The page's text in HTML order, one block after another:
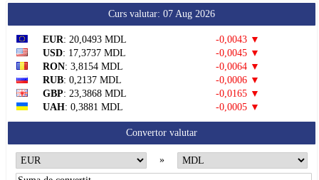
Curs valutar: 07 Aug 2026
EUR: 20,0493 MDL
-0,0043 ▼
USD: 17,3737 MDL
-0,0045 ▼
RON: 3,8154 MDL
-0,0064 ▼
RUB: 0,2137 MDL
-0,0006 ▼
GBP: 23,3868 MDL
-0,0165 ▼
UAH: 0,3881 MDL -0,0005 ▼
Convertor valutar
»